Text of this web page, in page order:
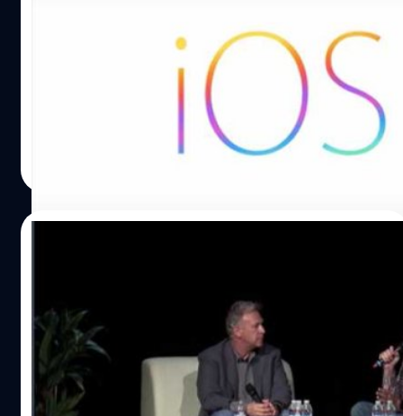
iOS 9 มีฟีเจอร์ ลบ - ลงแอพฯใหม่แบบอัตโนมัติ เพื่อรองรับ
การ update ระบบปฏิบัติการบนเครื่องที่เหลือพื้นที่ในเครื่องไม่
| 4063 days ago
เกี่ยวกับ ความจุ , ขนาด และ แบตเตอรี่ของ
iPhone
Phil Schiller ตอบปัญหาเกี่ยวกับ iPhone เรื่องต่างๆ เช่น
ทำไมความจุต้องเริ่มต้นที่ 16 GB หรือ ทำไม iPhone ต้องทำ
ออกมาให้เครื่องบางๆ เป็นต้น ในรายการ Talk show อย่าง
Daring Fireball